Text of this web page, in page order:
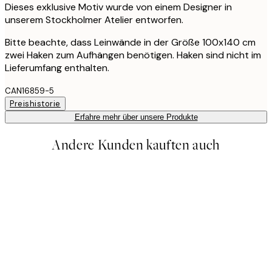
Dieses exklusive Motiv wurde von einem Designer in
unserem Stockholmer Atelier entworfen.
Bitte beachte, dass Leinwände in der Größe 100x140 cm
zwei Haken zum Aufhängen benötigen. Haken sind nicht im
Lieferumfang enthalten.
CAN16859-5
Preishistorie
Erfahre mehr über unsere Produkte
Andere Kunden kauften auch